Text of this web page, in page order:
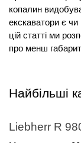
копалин
екскаватори є чи
цій статті ми
про менш
Найбільші
Liebherr R